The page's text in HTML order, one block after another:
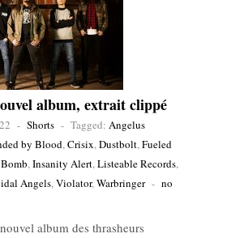
album, extrait clippé
- Shorts - Tagged: Angelus
by Blood,Crisix,Dustbolt,Fueled
,Insanity Alert,Listeable Records,
Angels,Violator,Warbringer - no
album des thrasheurs